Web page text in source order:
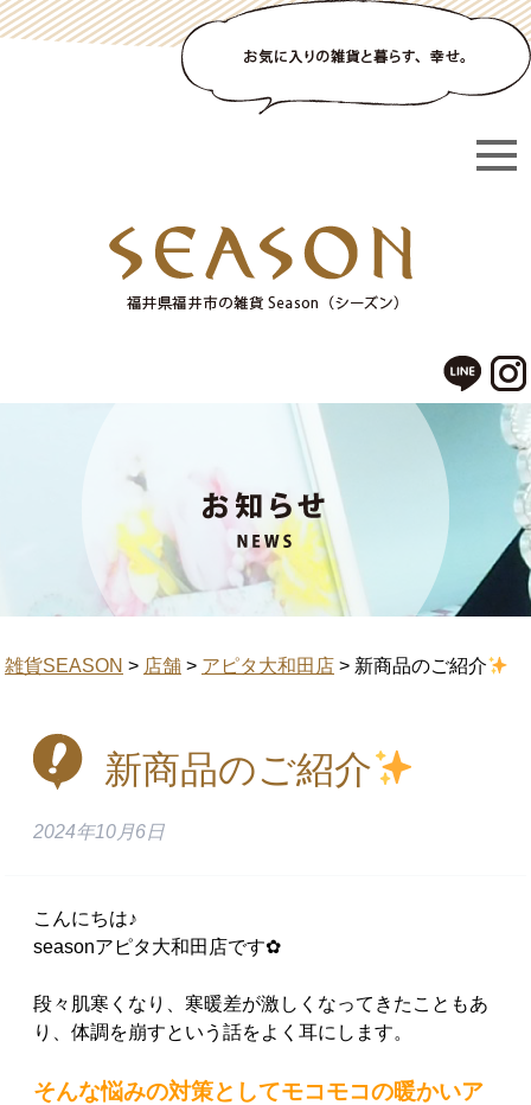
雑貨SEASON > 店舗 > アピタ大和田店 > 新商品のご紹介
新商品のご紹介
2024年10月6日
こんにちは♪
seasonアピタ大和田店です✿
段々肌寒くなり、寒暖差が激しくなってきたこともあ
り、体調を崩すという話をよく耳にします。
そんな悩みの対策としてモコモコの暖かいア